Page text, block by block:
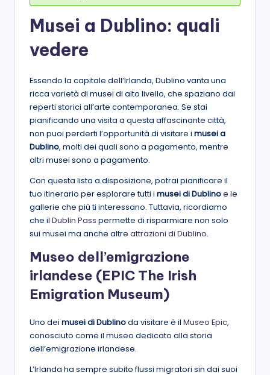
Musei a Dublino: quali
vedere
Essendo la capitale dell’Irlanda, Dublino vanta una
ricca varietà di musei di alto livello, che spaziano dai
reperti storici all’arte contemporanea. Se stai
pianificando una visita a questa affascinante città,
non puoi perderti l’opportunità di visitare i musei a
Dublino, molti dei quali sono a pagamento, mentre
altri musei sono a pagamento.
Con questa lista a disposizione, potrai pianificare il
tuo itinerario per esplorare tutti i musei di Dublinoe le
gallerie che più ti interessano. Tuttavia, ricordiamo
che il Dublin Pass permette di risparmiare non solo
sui musei ma anche altre attrazioni di Dublino.
Museo dell’emigrazione
irlandese (EPIC The Irish
Emigration Museum)
Uno dei musei di Dublinoda visitare è il Museo Epic,
conosciuto come il museo dedicato alla storia
dell’emigrazione irlandese.
L’Irlanda ha sempre subito flussi migratori sin dai suoi